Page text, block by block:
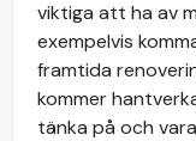
viktiga att ha av
exempelvis
framtida
kommer
tänka på och